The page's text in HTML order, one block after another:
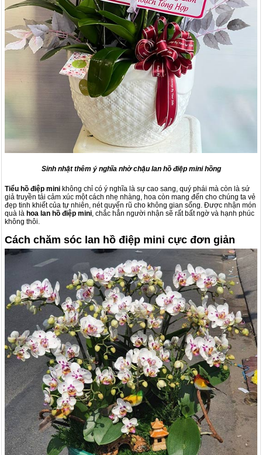
Sinh nhật thêm ý nghĩa nhờ chậu lan hồ điệp mini hồng
Tiểu hồ điệp mini không chỉ có ý nghĩa là sự cao sang, quý phái mà còn là sứ
giả truyền tải cảm xúc một cách nhẹ nhàng, hoa còn mang đến cho chúng ta vẻ
đẹp tinh khiết của tự nhiên, nét quyến rũ cho không gian sống. Được nhận món
quà là hoa lan hồ điệp mini , chắc hẳn người nhận sẽ rất bất ngờ và hạnh phúc
không thôi.
Cách chăm sóc lan hồ điệp mini cực đơn giản